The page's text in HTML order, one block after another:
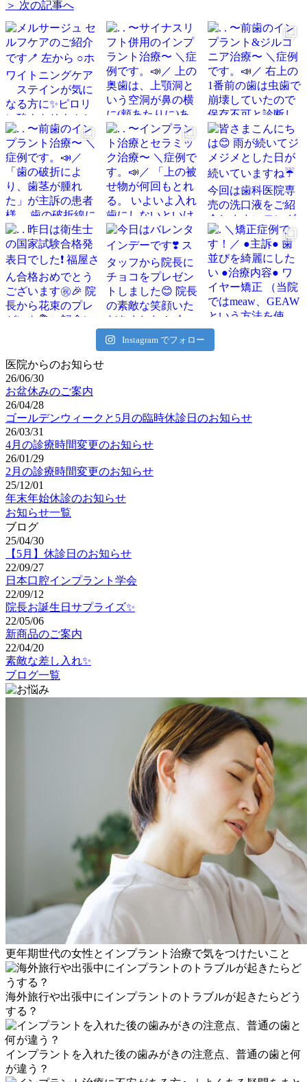
＞ 次の記事へ
Instagram でフォロー
医院からのお知らせ
26/06/30
お盆休みのご案内
26/04/28
ゴールデンウィークと5月の臨時休診日のお知らせ
26/03/31
4月の診療時間変更のお知らせ
26/01/29
2月の診療時間変更のお知らせ
25/12/01
年末年始休診のお知らせ
お知らせ一覧
ブログ
25/04/30
【5月】休診日のお知らせ
22/09/27
日本口腔インプラント学会
22/09/12
院長お誕生日サプライズ✨
22/05/06
新商品のご案内
22/04/20
素敵な差し入れ✨
ブログ一覧
更年期世代の女性とインプラント治療で気をつけたいこと
海外旅行や出張中にインプラントのトラブルが起きたらどう
する？
インプラントを入れた後の歯みがきの注意点、普通の歯と何
が違う？